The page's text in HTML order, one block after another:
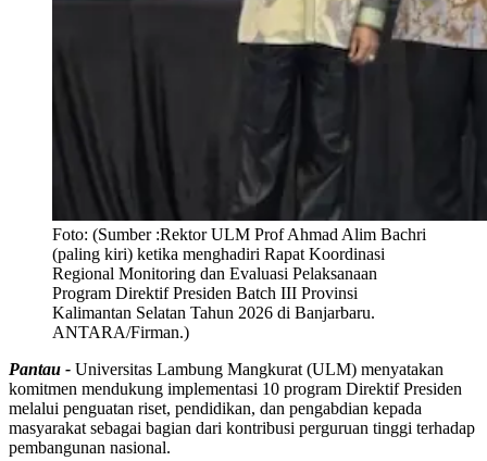
Foto: (Sumber :Rektor ULM Prof Ahmad Alim Bachri
(paling kiri) ketika menghadiri Rapat Koordinasi
Regional Monitoring dan Evaluasi Pelaksanaan
Program Direktif Presiden Batch III Provinsi
Kalimantan Selatan Tahun 2026 di Banjarbaru.
ANTARA/Firman.)
Pantau - Universitas Lambung Mangkurat (ULM) menyatakan
komitmen mendukung implementasi 10 program Direktif Presiden
melalui penguatan riset, pendidikan, dan pengabdian kepada
masyarakat sebagai bagian dari kontribusi perguruan tinggi terhadap
pembangunan nasional.